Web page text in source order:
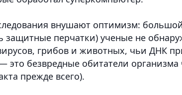
внушают оптимизм:
защитные перчатки) ученые не
грибов и животных, чьи ДНК
это безвредные обитатели
прежде всего).